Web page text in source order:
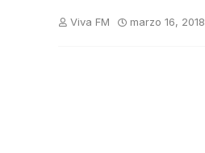
Viva FM marzo 16, 2018